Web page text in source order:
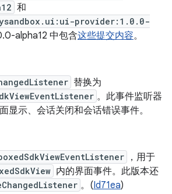
和
provider:1.0.0-
alpha12 中包含这些提交内容。
替换为
。此事件监听器
显示、会话关闭和会话错误事件。
，用于
内的界面事件。此版本还
。(Id71ea)